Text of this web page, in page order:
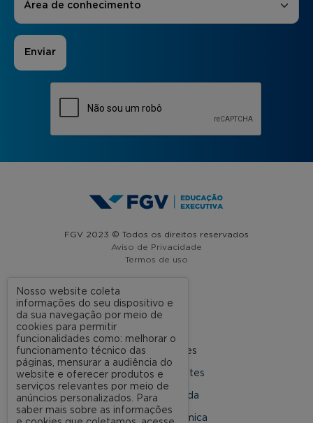
Área de conhecimento
FGV 2023 © Todos os direitos reservados
Aviso de Privacidade
Termos de uso
A FGV
Nossas Unidades
Dúvidas Frequentes
Rede Conveniada
Ouvidoria Acadêmica
Nosso website coleta
informações do seu dispositivo e
da sua navegação por meio de
cookies para permitir
funcionalidades como: melhorar o
funcionamento técnico das
páginas, mensurar a audiência do
website e oferecer produtos e
serviços relevantes por meio de
anúncios personalizados. Para
saber mais sobre as informações